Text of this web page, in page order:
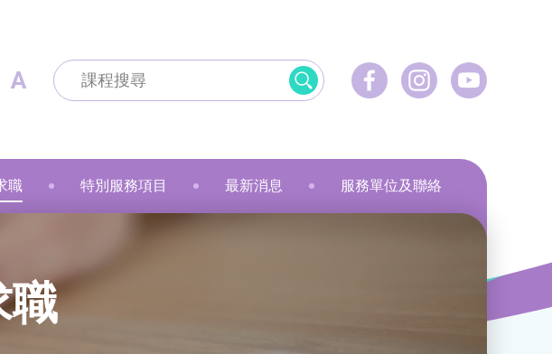
A
甜品工房
職
職
/ 招聘會
特別服務項目 最新消息 服務單位及聯絡
職